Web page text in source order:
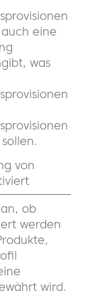
eine
was
von
ob
werden
wird.